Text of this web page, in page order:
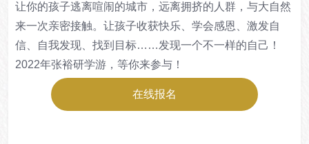
让你的孩子逃离喧闹的城市，远离拥挤的人群，与大自然
来一次亲密接触。让孩子收获快乐、学会感恩、激发自
信、自我发现、找到目标……发现一个不一样的自己！
2022年张裕研学游，等你来参与！
在线报名